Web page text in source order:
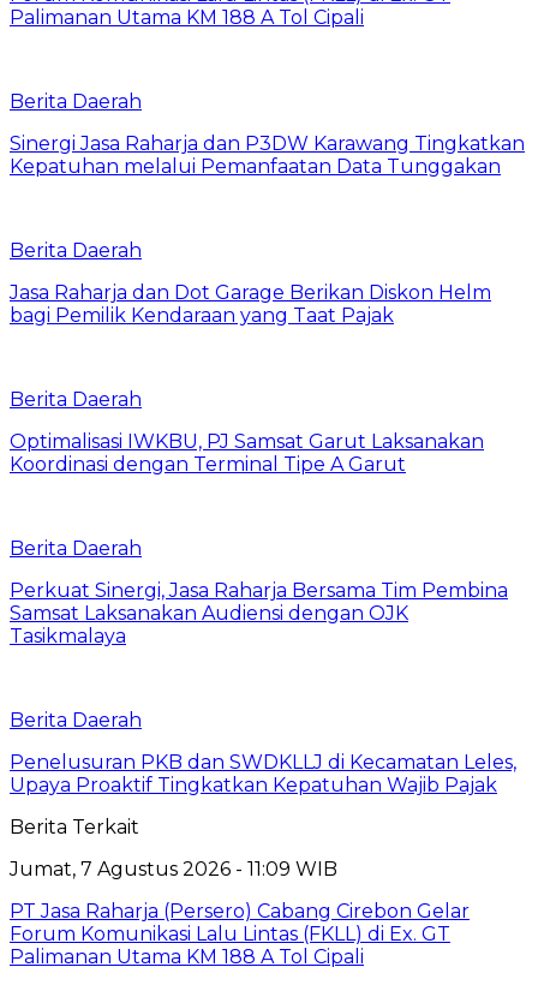
Palimanan Utama KM 188 A Tol Cipali
Berita Daerah
Sinergi Jasa Raharja dan P3DW Karawang Tingkatkan
Kepatuhan melalui Pemanfaatan Data Tunggakan
Berita Daerah
Jasa Raharja dan Dot Garage Berikan Diskon Helm
bagi Pemilik Kendaraan yang Taat Pajak
Berita Daerah
Optimalisasi IWKBU, PJ Samsat Garut Laksanakan
Koordinasi dengan Terminal Tipe A Garut
Berita Daerah
Perkuat Sinergi, Jasa Raharja Bersama Tim Pembina
Samsat Laksanakan Audiensi dengan OJK
Tasikmalaya
Berita Daerah
Penelusuran PKB dan SWDKLLJ di Kecamatan Leles,
Upaya Proaktif Tingkatkan Kepatuhan Wajib Pajak
Berita Terkait
Jumat, 7 Agustus 2026 - 11:09 WIB
PT Jasa Raharja (Persero) Cabang Cirebon Gelar
Forum Komunikasi Lalu Lintas (FKLL) di Ex. GT
Palimanan Utama KM 188 A Tol Cipali